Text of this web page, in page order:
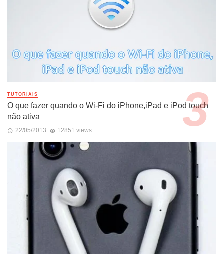
TUTORIAIS
O que fazer quando o Wi-Fi do iPhone,iPad e iPod touch
não ativa
22/05/2013 12851 views